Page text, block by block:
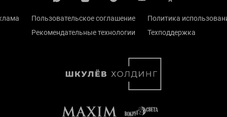
Пользовательское соглашение
Политика
Рекомендательные технологии
Техподдержка